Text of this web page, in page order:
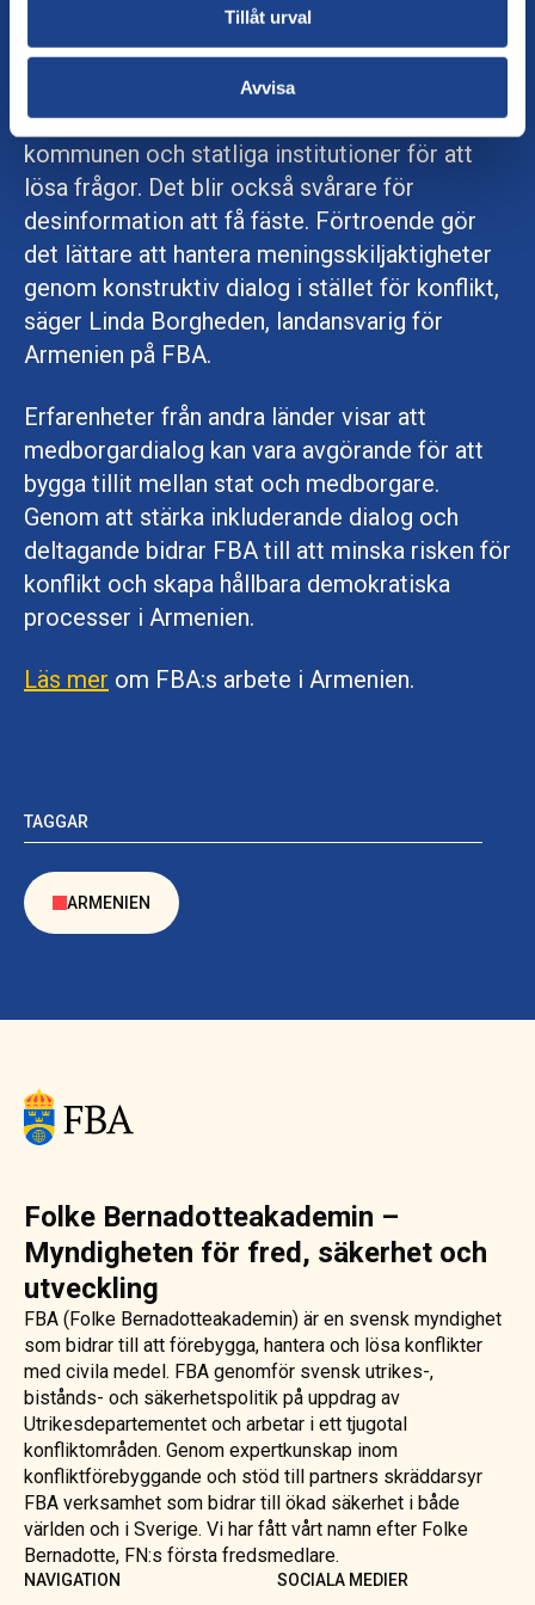
Tillåt urval
Avvisa
– I dessa stormiga tider gör det skillnad om
befolkningen litar på staten. När människor har
förtroende är det lättare att engagera sig i sin
egen utveckling, att ta kontakt med grannar,
kommunen och statliga institutioner för att
lösa frågor. Det blir också svårare för
desinformation att få fäste. Förtroende gör
det lättare att hantera meningsskiljaktigheter
genom konstruktiv dialog i stället för konflikt,
säger Linda Borgheden, landansvarig för
Armenien på FBA.
Erfarenheter från andra länder visar att
medborgardialog kan vara avgörande för att
bygga tillit mellan stat och medborgare.
Genom att stärka inkluderande dialog och
deltagande bidrar FBA till att minska risken för
konflikt och skapa hållbara demokratiska
processer i Armenien.
Läs mer om FBA:s arbete i Armenien.
TAGGAR
ARMENIEN
Folke Bernadotteakademin –
Myndigheten för fred, säkerhet och
utveckling
FBA (Folke Bernadotteakademin) är en svensk myndighet
som bidrar till att förebygga, hantera och lösa konflikter
med civila medel. FBA genomför svensk utrikes-,
bistånds- och säkerhetspolitik på uppdrag av
Utrikesdepartementet och arbetar i ett tjugotal
konfliktområden. Genom expertkunskap inom
konfliktförebyggande och stöd till partners skräddarsyr
FBA verksamhet som bidrar till ökad säkerhet i både
världen och i Sverige. Vi har fått vårt namn efter Folke
Bernadotte, FN:s första fredsmedlare.
NAVIGATION SOCIALA MEDIER